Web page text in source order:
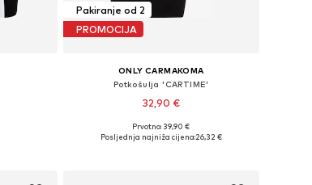
Pakiranje od 2
PROMOCIJA
ONLY CARMAKOMA
Potkošulja 'CARTIME'
32,90 €
Dostupne veličine: XXL, 4XL, 6XL, 7XL
Prvotno: 39,90 €
Posljednja najniža cijena:26,32 €